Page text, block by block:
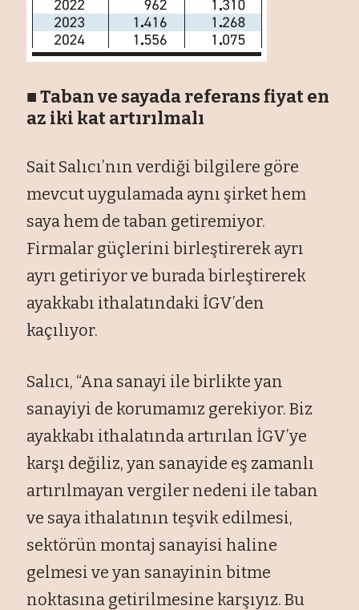
■ Taban ve sayada referans fiyat en
az iki kat artırılmalı
Sait Salıcı’nın verdiği bilgilere göre
mevcut uygulamada aynı şirket hem
saya hem de taban getiremiyor.
Firmalar güçlerini birleştirerek ayrı
ayrı getiriyor ve burada birleştirerek
ayakkabı ithalatındaki İGV’den
kaçılıyor.
Salıcı, “Ana sanayi ile birlikte yan
sanayiyi de korumamız gerekiyor. Biz
ayakkabı ithalatında artırılan İGV’ye
karşı değiliz, yan sanayide eş zamanlı
artırılmayan vergiler nedeni ile taban
ve saya ithalatının teşvik edilmesi,
sektörün montaj sanayisi haline
gelmesi ve yan sanayinin bitme
noktasına getirilmesine karşıyız. Bu